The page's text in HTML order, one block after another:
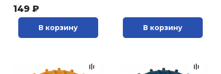
149 ₽
В корзину В корзину